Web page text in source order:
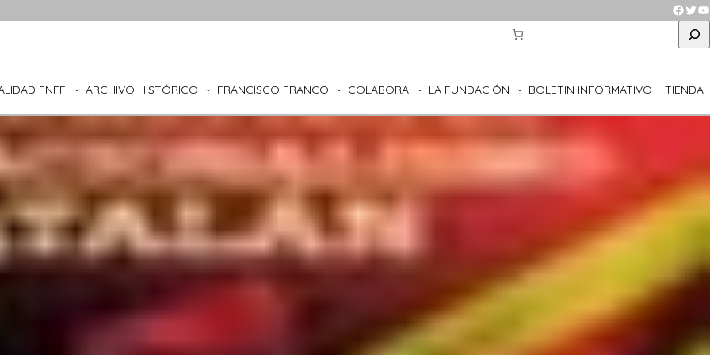
e
r
FNFF ARCHIVO HISTÓRICO FRANCISCO FRANCO COLABORA LA FUNDACIÓN BOLETIN INFORMATIVO TIENDA